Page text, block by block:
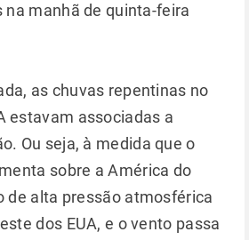
na manhã de quinta-feira
as chuvas repentinas no
estavam associadas a
Ou seja, à medida que o
sobre a América do
de alta pressão atmosférica
dos EUA, e o vento passa